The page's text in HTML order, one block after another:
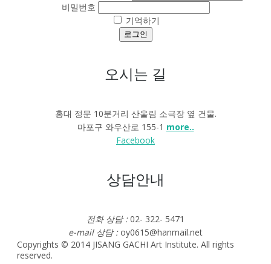
비밀번호
기억하기
로그인
오시는 길
홍대 정문 10분거리 산울림 소극장 옆 건물.
마포구 와우산로 155-1 more..
Facebook
상담안내
전화 상담 :02- 322- 5471
e-mail 상담 : oy0615@hanmail.net
Copyrights © 2014 JISANG GACHI Art Institute. All rights
reserved.